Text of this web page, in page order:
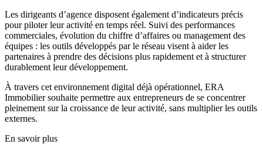
Les dirigeants d’agence disposent également d’indicateurs précis
pour piloter leur activité en temps réel. Suivi des performances
commerciales, évolution du chiffre d’affaires ou management des
équipes : les outils développés par le réseau visent à aider les
partenaires à prendre des décisions plus rapidement et à structurer
durablement leur développement.
À travers cet environnement digital déjà opérationnel, ERA
Immobilier souhaite permettre aux entrepreneurs de se concentrer
pleinement sur la croissance de leur activité, sans multiplier les outils
externes.
En savoir plus